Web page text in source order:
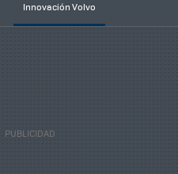
Innovación Volvo